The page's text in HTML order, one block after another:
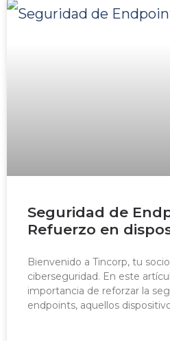
Seguridad de
Refuerzo en
Bienvenido a Tincorp, tu
ciberseguridad. En este
importancia de reforzar la
endpoints, aquellos